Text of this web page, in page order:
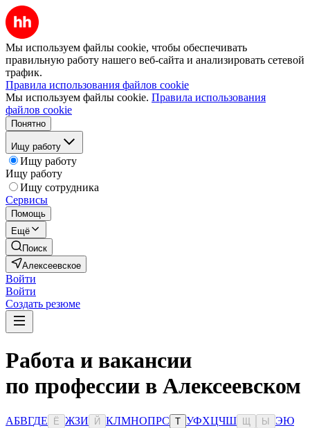
Мы используем файлы cookie, чтобы обеспечивать
правильную работу нашего веб-сайта и анализировать сетевой
трафик.
Правила использования файлов cookie
Мы используем файлы cookie. Правила использования
файлов cookie
Понятно
Ищу работу
Ищу работу
Ищу работу
Ищу сотрудника
Сервисы
Помощь
Ещё
Поиск
Алексеевское
Войти
Войти
Создать резюме
Работа и вакансии
по профессии в Алексеевском
АБВГДЕ Ё ЖЗИ Й КЛМНОПРС Т УФХЦЧШ Ы ЭЮ